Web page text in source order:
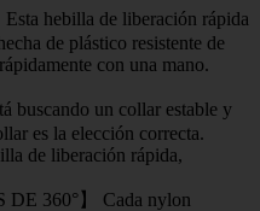
hebilla de liberación rápida
de plástico resistente de
con una mano.
buscando un collar estable y
es la elección correcta.
de liberación rápida,
DE 360°】 Cada nylon